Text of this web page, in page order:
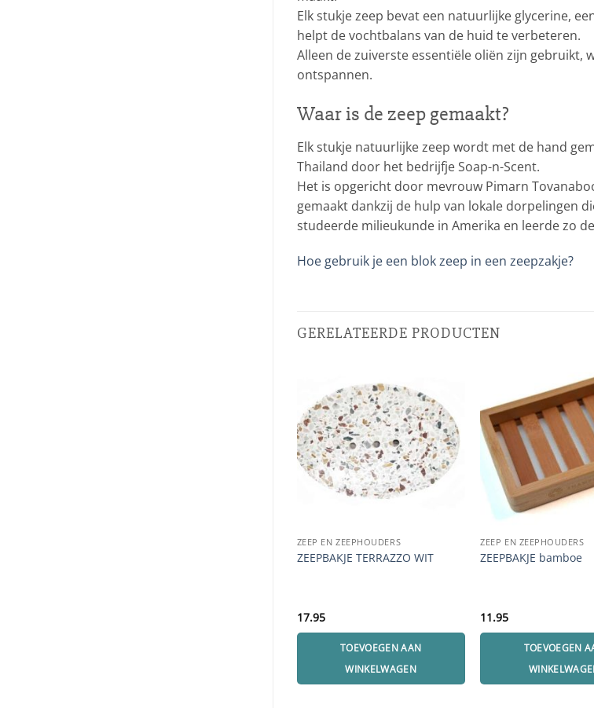
Elk stukje zeep bevat een natuurlijke glycerine,
helpt de vochtbalans van de huid te verbeteren.
Alleen de zuiverste essentiële oliën zijn gebruikt,
ontspannen.
Waar is de zeep gemaakt?
Elk stukje natuurlijke zeep wordt met de hand
Thailand door het bedrijfje Soap-n-Scent.
Het is opgericht door mevrouw Pimarn
gemaakt dankzij de hulp van lokale dorpelingen
studeerde milieukunde in Amerika en leerde zo
Hoe gebruik je een blok zeep in een zeepzakje?
GERELATEERDE PRODUCTEN
ZEEP EN ZEEPHOUDERS
ZEEPBAKJE TERRAZZO WIT
17.95
TOEVOEGEN AAN
WINKELWAGEN
ZEEP EN ZEEPHOUDERS
ZEEPBAKJE bamboe
11.95
TOEVOEGEN